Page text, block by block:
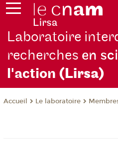
Laboratoire
recherches en
l'action (Lirsa)
Accueil Le laboratoire